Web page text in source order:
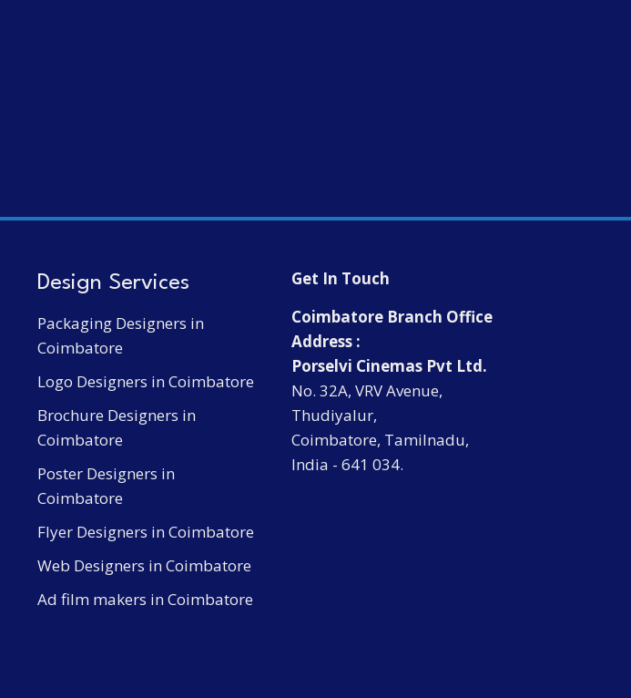
Design Services
Packaging Designers in
Coimbatore
Logo Designers in Coimbatore
Brochure Designers in
Coimbatore
Poster Designers in
Coimbatore
Flyer Designers in Coimbatore
Web Designers in Coimbatore
Ad film makers in Coimbatore
Get In Touch
Coimbatore Branch Office
Address :
Porselvi Cinemas Pvt Ltd.
No. 32A, VRV Avenue,
Thudiyalur,
Coimbatore, Tamilnadu,
India - 641 034.